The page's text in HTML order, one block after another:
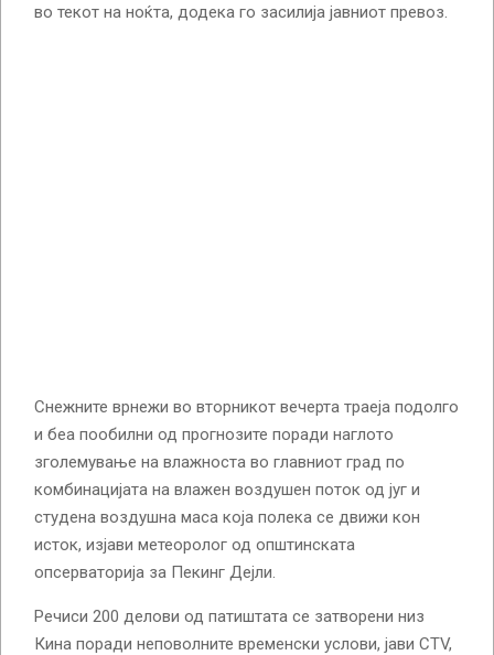
во текот на ноќта, додека го засилија јавниот превоз.
Снежните врнежи во вторникот вечерта траеја подолго
и беа пообилни од прогнозите поради наглото
зголемување на влажноста во главниот град по
комбинацијата на влажен воздушен поток од југ и
студена воздушна маса која полека се движи кон
исток, изјави метеоролог од општинската
опсерваторија за Пекинг Дејли.
Речиси 200 делови од патиштата се затворени низ
Кина поради неповолните временски услови, јави CTV,